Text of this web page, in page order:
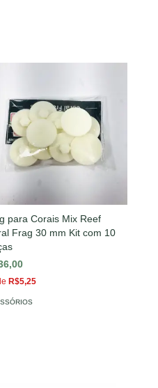
para Corais Mix Reef
Frag 30 mm Kit com 10
R$5,25